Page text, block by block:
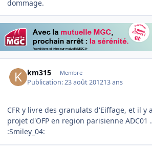
dommage.
km315 Membre
Publication:23 août 201213 ans
CFR y livre des granulats d'Eiffage, et il y
projet d'OFP en region parisienne ADC01
:Smiley_04: